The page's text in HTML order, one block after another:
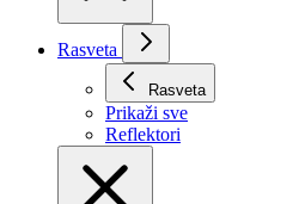
Rasveta
Rasveta
Prikaži svе
Reflektori